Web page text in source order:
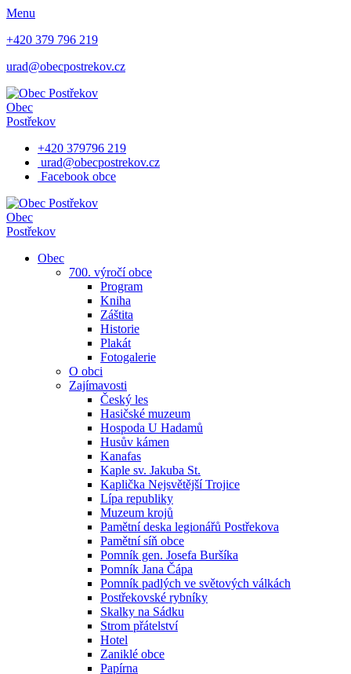
Menu
+420 379 796 219
urad@obecpostrekov.cz
Obec
Postřekov
+420 379796 219
urad@obecpostrekov.cz
Facebook​ obce
Obec
Postřekov
Obec
700. výročí obce
Program
Kniha
Záštita
Historie
Plakát
Fotogalerie
O obci
Zajímavosti
Český les
Hasičské muzeum
Hospoda U Hadamů
Husův kámen
Kanafas
Kaple sv. Jakuba St.
Kaplička Nejsvětější Trojice
Lípa republiky
Muzeum krojů
Pamětní deska legionářů Postřekova
Pamětní síň obce
Pomník gen. Josefa Buršíka
Pomník Jana Čápa
Pomník padlých ve světových válkách
Postřekovské rybníky
Skalky na Sádku
Strom přátelství
Hotel
Zaniklé obce
Papírna